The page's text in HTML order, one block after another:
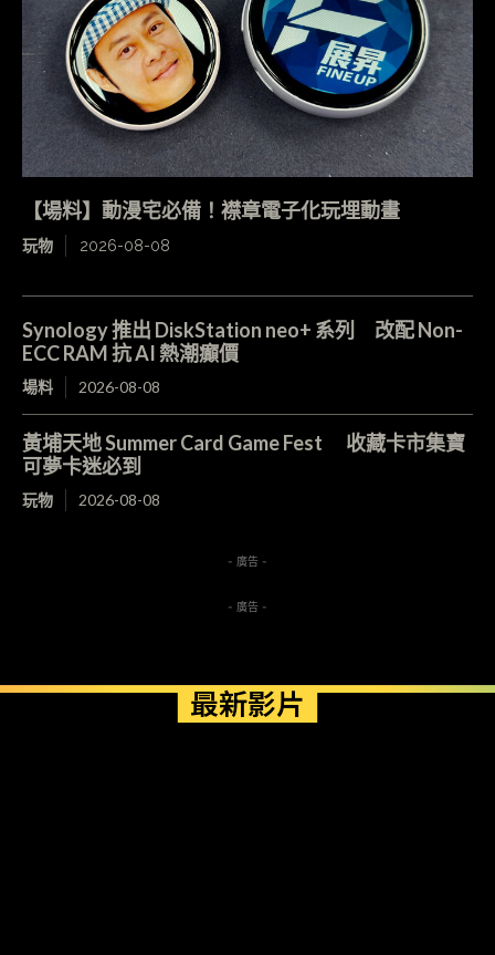
【場料】動漫宅必備！襟章電子化玩埋動畫
玩物 2026-08-08
Synology 推出 DiskStation neo+ 系列 改配 Non-
ECC RAM 抗 AI 熱潮癲價
場料 2026-08-08
黃埔天地 Summer Card Game Fest 收藏卡市集寶
可夢卡迷必到
玩物 2026-08-08
- 廣告 -
- 廣告 -
最新影片